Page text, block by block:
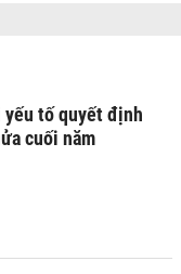
yếu tố quyết định
cuối năm